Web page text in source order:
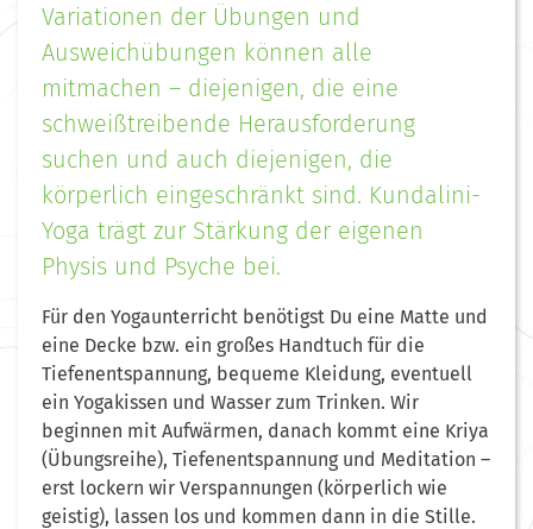
Variationen der Übungen und
Ausweichübungen können alle
mitmachen – diejenigen, die eine
schweißtreibende Herausforderung
suchen und auch diejenigen, die
körperlich eingeschränkt sind. Kundalini-
Yoga trägt zur Stärkung der eigenen
Physis und Psyche bei.
Für den Yogaunterricht benötigst Du eine Matte und
eine Decke bzw. ein großes Handtuch für die
Tiefenentspannung, bequeme Kleidung, eventuell
ein Yogakissen und Wasser zum Trinken. Wir
beginnen mit Aufwärmen, danach kommt eine Kriya
(Übungsreihe), Tiefenentspannung und Meditation –
erst lockern wir Verspannungen (körperlich wie
geistig), lassen los und kommen dann in die Stille.